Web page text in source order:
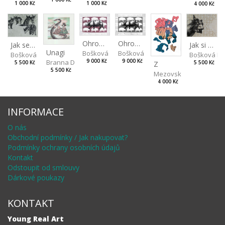
1 000 Kč 1 000 Kč 4 000 Kč
Jak se liška napálila
Bošková Radka
5 500 Kč
Unagi
Branna Dorota
5 500 Kč
Ohrožený druh II
Bošková Radka
9 000 Kč
Ohrožený druh I
Bošková Radka
9 000 Kč Z
Mezovská Livia
4 000 Kč
Jak si osel zahrál na psa
Bošková
5 500 Kč
INFORMACE
O nás
Obchodní podmínky / Jak nakupovat?
Podmínky ochrany osobních údajů
Kontakt
Odstoupit od smlouvy
Dárkové poukazy
KONTAKT
Young Real Art